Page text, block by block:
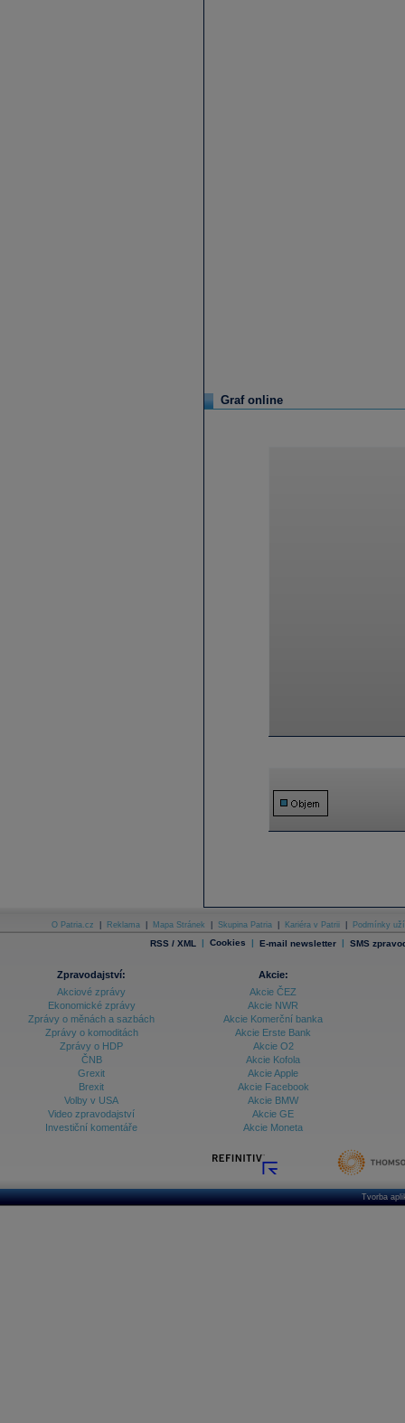
Graf online
O Patria.cz Reklama Mapa Stránek Skupina Patria Kariéra v Patrii Podmínky
RSS / XML | Cookies | E-mail newsletter | SMS
Zpravodajství:
Akciové zprávy
Ekonomické zprávy
Zprávy o měnách a sazbách
Zprávy o komoditách
Zprávy o HDP
ČNB
Grexit
Brexit
Volby v USA
Video zpravodajství
Investiční komentáře
Akcie:
Akcie ČEZ
Akcie NWR
Akcie Komerční banka
Akcie Erste Bank
Akcie O2
Akcie Kofola
Akcie Apple
Akcie Facebook
Akcie BMW
Akcie GE
Akcie Moneta
Tvorba